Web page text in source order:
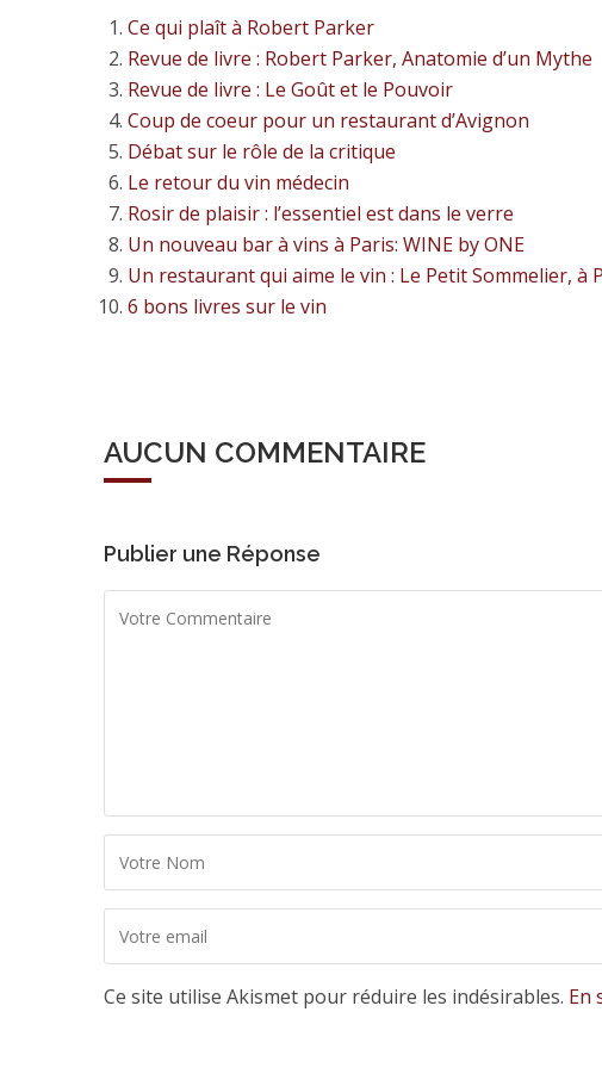
Ce qui plaît à Robert Parker
Revue de livre : Robert Parker, Anatomie d’un Mythe
Revue de livre : Le Goût et le Pouvoir
Coup de coeur pour un restaurant d’Avignon
Débat sur le rôle de la critique
Le retour du vin médecin
Rosir de plaisir : l’essentiel est dans le verre
Un nouveau bar à vins à Paris: WINE by ONE
Un restaurant qui aime le vin : Le Petit Sommelier, à
6 bons livres sur le vin
AUCUN COMMENTAIRE
Publier une Réponse
Ce site utilise Akismet pour réduire les indésirables. En